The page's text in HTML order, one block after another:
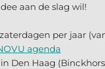
aan de slag wil!
per jaar
agenda
Den Haag